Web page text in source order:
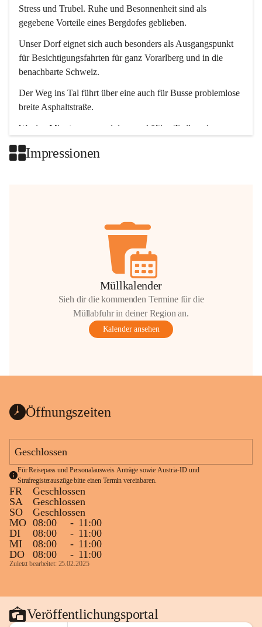
Stress und Trubel. Ruhe und Besonnenheit sind als
gegebene Vorteile eines Bergdofes geblieben.
Unser Dorf eignet sich auch besonders als Ausgangspunkt
für Besichtigungsfahrten für ganz Vorarlberg und in die
benachbarte Schweiz.
Der Weg ins Tal führt über eine auch für Busse problemlose
breite Asphaltstraße.
Wenige Minuten nur, und das geschäftige Treiben der
Impressionen
Müllkalender
Sieh dir die kommenden Termine für die
Müllabfuhr in deiner Region an.
Kalender ansehen
Öffnungszeiten
Geschlossen
Für Reisepass und Personalausweis Anträge sowie Austria-ID und
Strafregisterauszüge bitte einen Termin vereinbaren.
FR
Geschlossen
SA
Geschlossen
SO
Geschlossen
MO 08:00 - 11:00
DI
08:00 - 11:00
MI
08:00 - 11:00
DO
08:00 - 11:00
Zuletzt bearbeitet: 25.02.2025
Veröffentlichungsportal